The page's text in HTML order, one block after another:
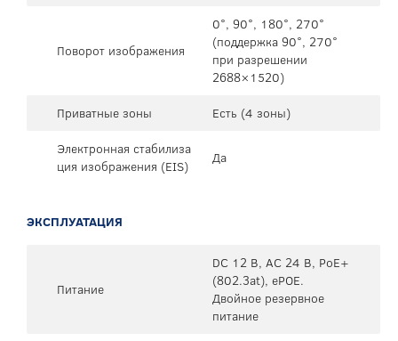
Поворот изображения
0°, 90°, 180°, 270°
(поддержка 90°, 270°
при разрешении
2688×1520)
Приватные зоны
Есть (4 зоны)
Электронная стабилиза
ция изображения (EIS)
Да
ЭКСПЛУАТАЦИЯ
Питание
DC 12 В, AC 24 В, PoE+
(802.3at), ePOE.
Двойное резервное
питание